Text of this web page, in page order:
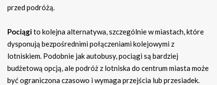
przed podróżą.
Pociągito kolejna alternatywa, szczególnie w miastach, które
dysponują bezpośrednimi połączeniami kolejowymi z
lotniskiem. Podobnie jak autobusy, pociągi są bardziej
budżetową opcją, ale podróż z lotniska do centrum miasta może
być ograniczona czasowo i wymaga przejścia lub przesiadek.